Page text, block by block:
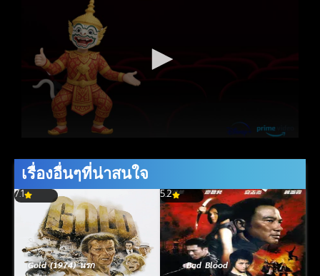
เรื่องอื่นๆที่น่าสนใจ
7.1
Gold (1974) นรก
5.2
Bad Blood